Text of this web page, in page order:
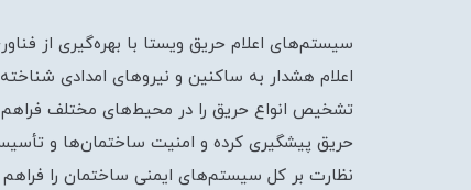
سیستم‌های اعلام حریق ویستا با بهره‌گیری از
اعلام هشدار به ساکنین و نیروهای امدادی
تشخیص انواع حریق را در محیط‌های مختلف فراهم
نظارت بر کل سیستم‌های ایمنی ساختمان را